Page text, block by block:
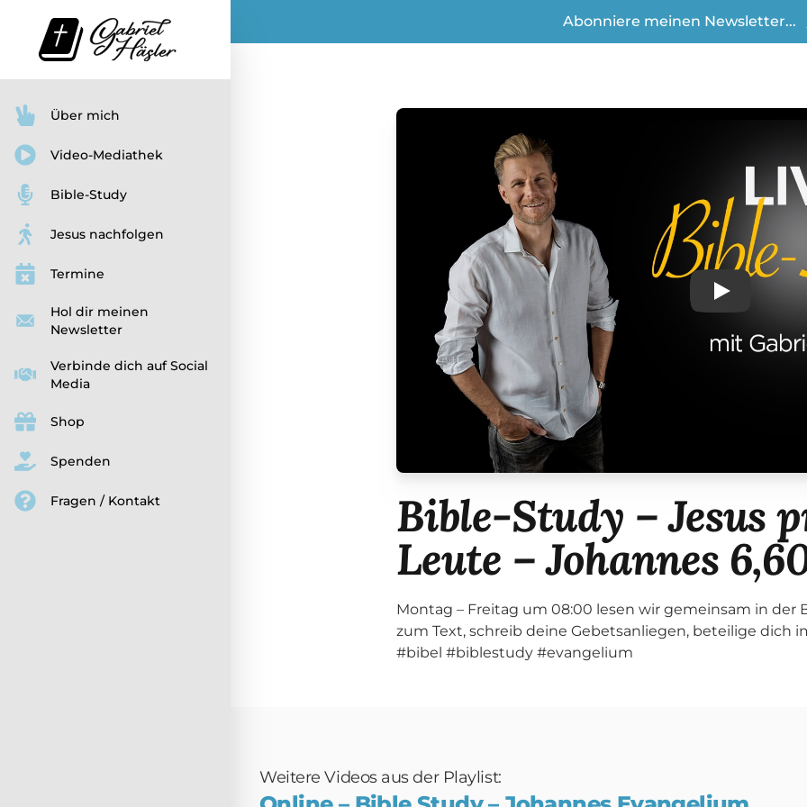
Abonniere meinen Newsletter...
Play
Video
Bible-Study – Jesus
Leute – Johannes
Montag – Freitag um 08:00 lesen wir gemeinsam in der
zum Text, schreib deine Gebetsanliegen, beteilige dich
#bibel #biblestudy #evangelium
Weitere Videos aus der Playlist:
Über mich
Video-Mediathek
Bible-Study
Jesus nachfolgen
Termine
Hol dir meinen
Newsletter
Verbinde dich auf Social
Media
Shop
Spenden
Fragen / Kontakt